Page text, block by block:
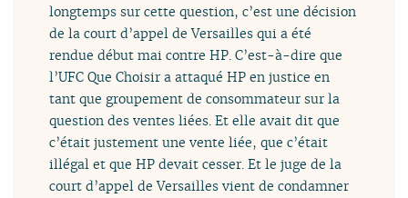
longtemps sur cette question, c’est une décision
de la court d’appel de Versailles qui a été
rendue début mai contre HP. C’est-à-dire que
l’UFC Que Choisir a attaqué HP en justice en
tant que groupement de consommateur sur la
question des ventes liées. Et elle avait dit que
c’était justement une vente liée, que c’était
illégal et que HP devait cesser. Et le juge de la
court d’appel de Versailles vient de condamner